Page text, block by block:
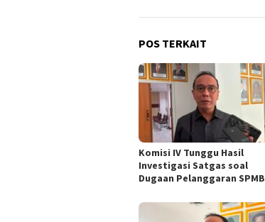
POS TERKAIT
Komisi IV Tunggu Hasil
Investigasi Satgas soal
Dugaan Pelanggaran SPMB